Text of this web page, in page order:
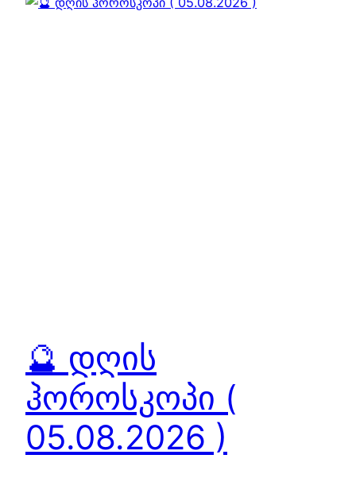
🔮 დღის
ჰოროსკოპი (
05.08.2026 )